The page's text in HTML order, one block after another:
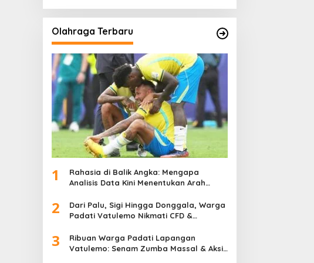
Olahraga Terbaru
1
Rahasia di Balik Angka: Mengapa
Analisis Data Kini Menentukan Arah
2
Dari Palu, Sigi Hingga Donggala, Warga
Padati Vatulemo Nikmati CFD &
3
Ribuan Warga Padati Lapangan
Vatulemo: Senam Zumba Massal & Aksi